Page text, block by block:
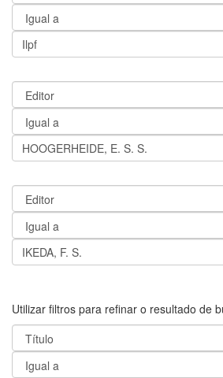
Utilizar filtros para refinar o resultado de